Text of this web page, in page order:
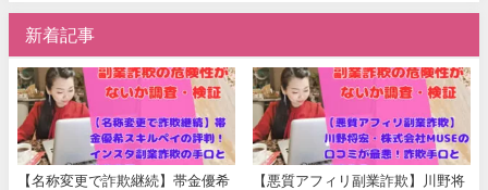
新着記事
【名称変更で詐欺継続】帯金優希
【悪質アフィリ副業詐欺】川野将